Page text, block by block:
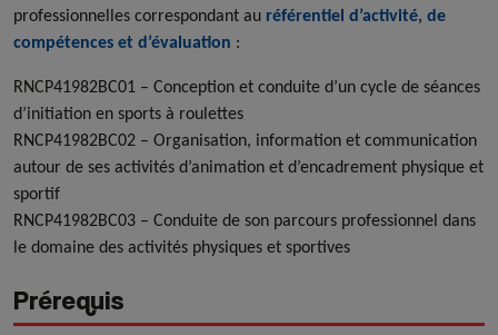
professionnelles correspondant au référentiel d’activité, de
compétences et d’évaluation :
RNCP41982BC01 – Conception et conduite d’un cycle de séances
d’initiation en sports à roulettes
RNCP41982BC02 – Organisation, information et communication
autour de ses activités d’animation et d’encadrement physique et
sportif
RNCP41982BC03 – Conduite de son parcours professionnel dans
le domaine des activités physiques et sportives
Prérequis